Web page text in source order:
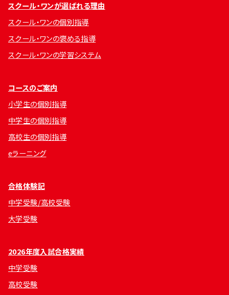
スクール・ワンが選ばれる理由
スクール・ワンの個別指導
スクール・ワンの褒める指導
スクール・ワンの学習システム
コースのご案内
小学生の個別指導
中学生の個別指導
高校生の個別指導
eラーニング
合格体験記
中学受験/高校受験
大学受験
2026年度入試合格実績
中学受験
高校受験